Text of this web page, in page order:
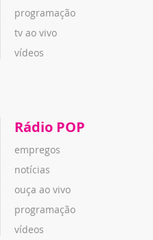
programação
tv ao vivo
vídeos
Rádio POP
empregos
notícias
ouça ao vivo
programação
vídeos